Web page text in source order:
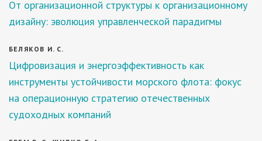
От организационной структуры к организационному
дизайну: эволюция управленческой парадигмы
БЕЛЯКОВ И. С.
Цифровизация и энергоэффективность как
инструменты устойчивости морского флота: фокус
на операционную стратегию отечественных
судоходных компаний